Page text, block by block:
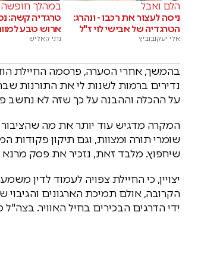
הלם ואבל
ניסה לעצור את רכבו - ונהרג:
הטרגדיה של אבישי לוי ז"ל
אלי יעקובוביץ
במהלך חופשה
טרגדיה קשה:
ארוש טבע
נתי קאליש
בהמשך, אחרי הסערה, פרסמה החיילת
נדירים ברמות לשנות לי את התורנות
על ההכלה וההבנה על כך שזה לא נחשב
המקרה מדגיש עוד יותר את מה
שומרי תורה ומצוות, וגם תיקון
שיחפוץ. מלבד זאת, נזכיר את פסק מרנא
יצויין, כי החיילת צפויה לעמוד לדין
הקרובה, אולם תמיכת הארגונים
ידי הדרגים הבכירים בחיל האוויר.